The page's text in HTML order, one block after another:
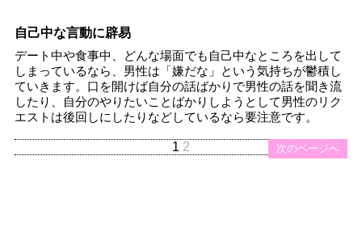
自己中な言動に辟易
デート中や食事中、どんな場面でも自己中なところを出して
しまっているなら、男性は「嫌だな」という気持ちが鬱積し
ていきます。口を開けば自分の話ばかりで男性の話を聞き流
したり、自分のやりたいことばかりしようとして男性のリク
エストは後回しにしたりなどしているなら要注意です。
次のページへ
1 2